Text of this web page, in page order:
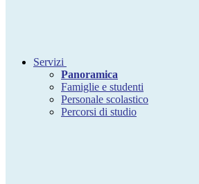
Servizi
Panoramica
Famiglie e studenti
Personale scolastico
Percorsi di studio